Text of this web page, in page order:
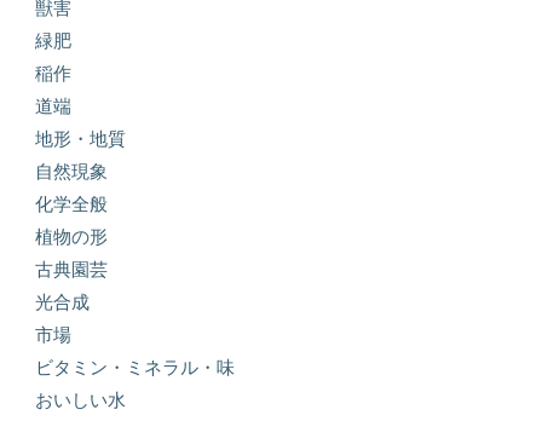
獣害
緑肥
稲作
道端
地形・地質
自然現象
化学全般
植物の形
古典園芸
光合成
市場
ビタミン・ミネラル・味
おいしい水